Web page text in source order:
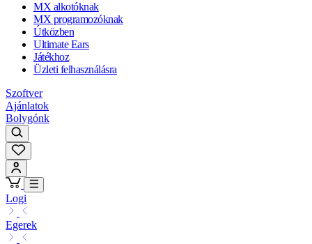
MX alkotóknak
MX programozóknak
Útközben
Ultimate Ears
Játékhoz
Üzleti felhasználásra
Szoftver
Ajánlatok
Bolygónk
Logi
Egerek